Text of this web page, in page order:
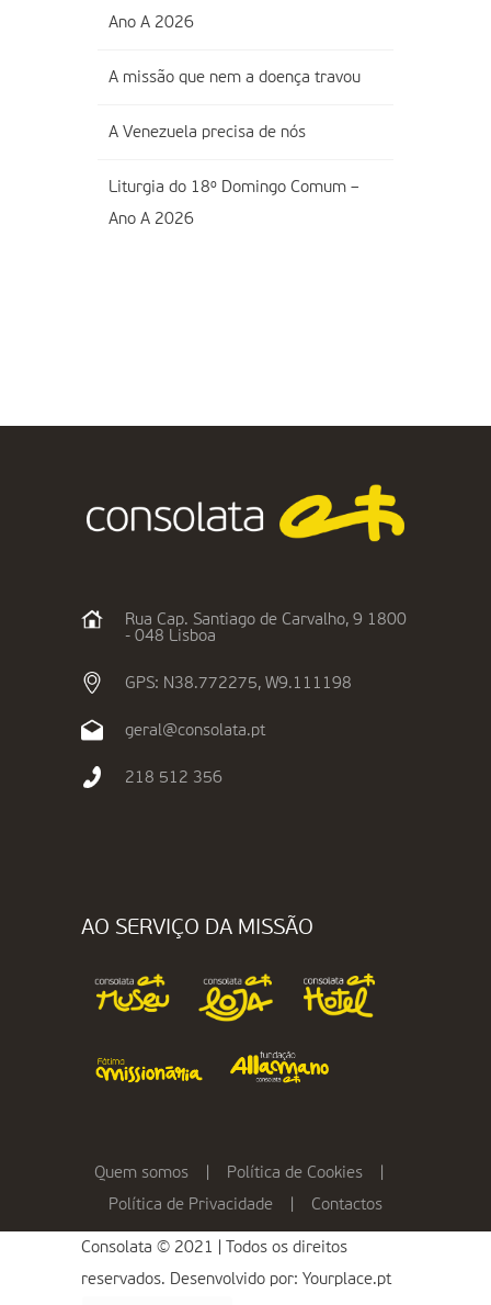
Ano A 2026
A missão que nem a doença travou
A Venezuela precisa de nós
Liturgia do 18º Domingo Comum –
Ano A 2026
Rua Cap. Santiago de Carvalho, 9 1800
- 048 Lisboa
GPS: N38.772275, W9.111198
geral@consolata.pt
218 512 356
AO SERVIÇO DA MISSÃO
Quem somos Política de Cookies
Política de Privacidade
Contactos
Consolata © 2021 | Todos os direitos
reservados. Desenvolvido por: Yourplace.pt